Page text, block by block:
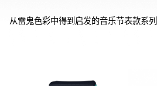
从雷鬼色彩中得到启发的音乐节表款系列